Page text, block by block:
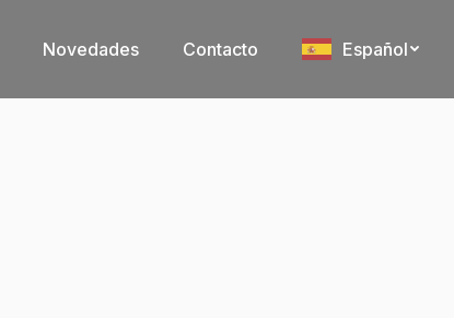
Novedades Contacto
Español